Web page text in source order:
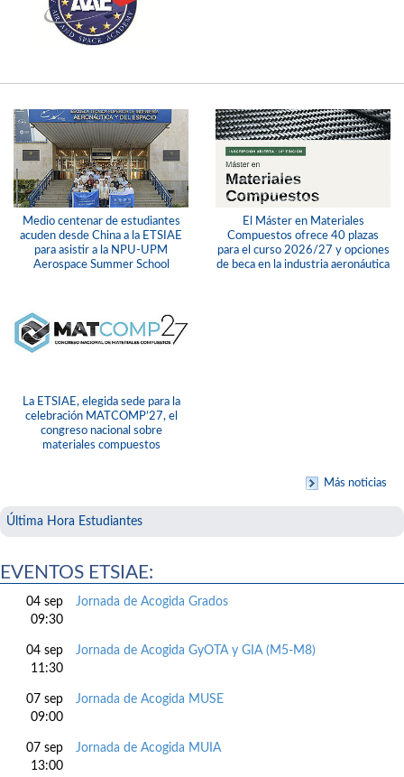
Medio centenar de estudiantes
acuden desde China a la ETSIAE
para asistir a la NPU-UPM
Aerospace Summer School
El Máster en Materiales
Compuestos ofrece 40 plazas
para el curso 2026/27 y opciones
de beca en la industria aeronáutica
La ETSIAE, elegida sede para la
celebración MATCOMP’27, el
congreso nacional sobre
materiales compuestos
Más noticias
Última Hora Estudiantes
EVENTOS ETSIAE:
04 sep
09:30
Jornada de Acogida Grados
04 sep
11:30
Jornada de Acogida GyOTA y GIA (M5-M8)
07 sep
09:00
Jornada de Acogida MUSE
07 sep
13:00
Jornada de Acogida MUIA